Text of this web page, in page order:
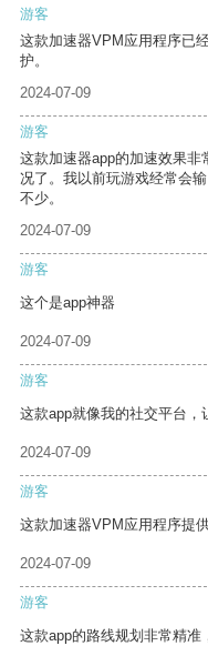
游客
这款加速器VPM应用程序已
护。
2024-07-09
游客
这款加速器app的加速效果
况了。我以前玩游戏经常会
不少。
2024-07-09
游客
这个是app神器
2024-07-09
游客
这款app就像我的社交平台，
2024-07-09
游客
这款加速器VPM应用程序提
2024-07-09
游客
这款app的路线规划非常精准